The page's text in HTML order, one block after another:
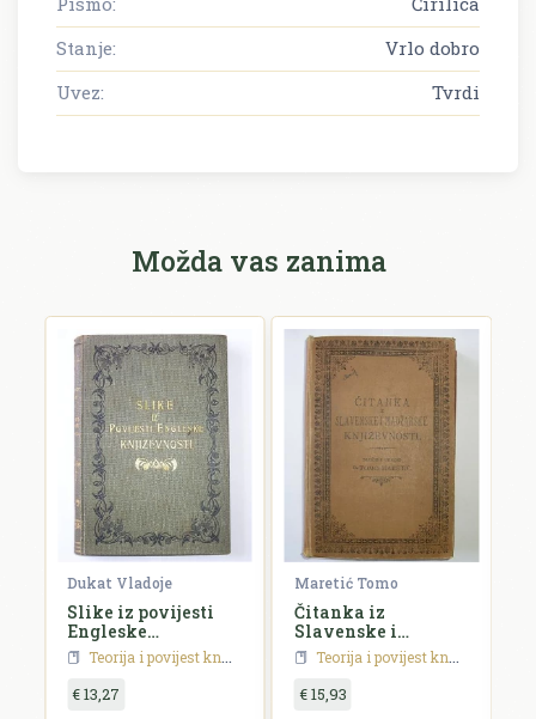
Stanje:
Vrlo dobro
Uvez:
Tvrdi
Možda vas zanima
Dukat Vladoje
Slike iz povijesti
Engleske
književnosti
Teorija i povijest književnosti
€ 13,27
Maretić Tomo
Čitanka iz
Slavenske i
Madžarske
književnosti
Teorija i povijest književnosti
€ 15,93